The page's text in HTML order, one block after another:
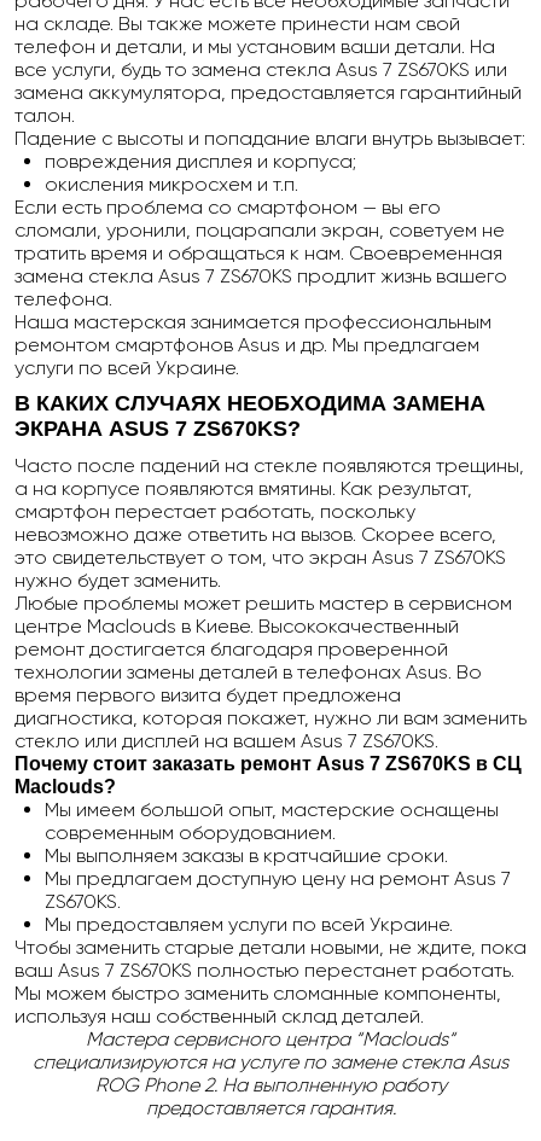
на складе. Вы также можете принести нам свой
телефон и детали, и мы установим ваши детали. На
все услуги, будь то замена стекла Asus 7 ZS670KS или
замена аккумулятора, предоставляется гарантийный
талон.
Падение с высоты и попадание влаги внутрь вызывает:
повреждения дисплея и корпуса;
окисления микросхем и т.п.
Если есть проблема со смартфоном — вы его
сломали, уронили, поцарапали экран, советуем не
тратить время и обращаться к нам. Своевременная
замена стекла Asus 7 ZS670KS продлит жизнь вашего
телефона.
Наша мастерская занимается профессиональным
ремонтом смартфонов Asus и др. Мы предлагаем
услуги по всей Украине.
В КАКИХ СЛУЧАЯХ НЕОБХОДИМА ЗАМЕНА
ЭКРАНА ASUS 7 ZS670KS?
Часто после падений на стекле появляются трещины,
а на корпусе появляются вмятины. Как результат,
смартфон перестает работать, поскольку
невозможно даже ответить на вызов. Скорее всего,
это свидетельствует о том, что экран Asus 7 ZS670KS
нужно будет заменить.
Любые проблемы может решить мастер в сервисном
центре Maclouds в Киеве. Высококачественный
ремонт достигается благодаря проверенной
технологии замены деталей в телефонах Asus. Во
время первого визита будет предложена
диагностика, которая покажет, нужно ли вам заменить
стекло или дисплей на вашем Asus 7 ZS670KS.
Почему стоит заказать ремонт Asus 7 ZS670KS в СЦ
Maclouds?
Мы имеем большой опыт, мастерские оснащены
современным оборудованием.
Мы выполняем заказы в кратчайшие сроки.
Мы предлагаем доступную цену на ремонт Asus 7
ZS670KS.
Мы предоставляем услуги по всей Украине.
Чтобы заменить старые детали новыми, не ждите, пока
ваш Asus 7 ZS670KS полностью перестанет работать.
Мы можем быстро заменить сломанные компоненты,
используя наш собственный склад деталей.
Мастера сервисного центра “Maclouds“
специализируются на услуге по замене стеклаAsus
ROG Phone 2. На выполненную работу
предоставляется гарантия.